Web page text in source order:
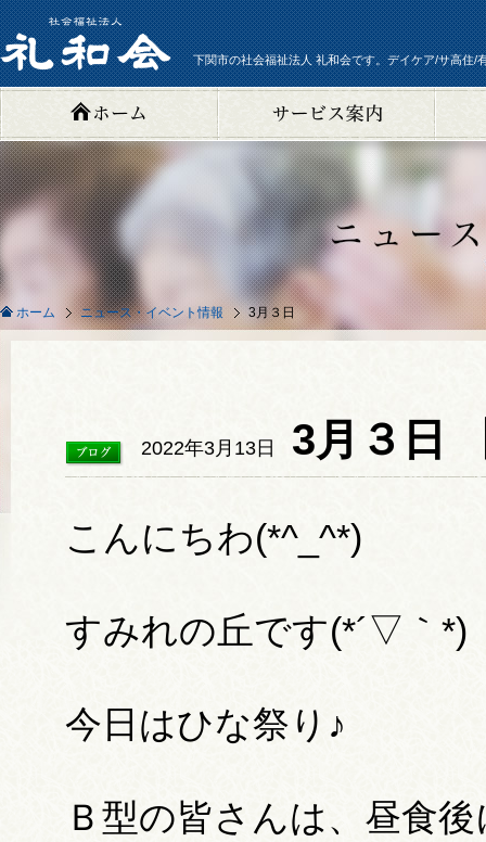
下関市の社会福祉法人 礼和会です。デイケア/サ高住/
ホーム ニュース・イベント情報 3月３日
2022年3月13日 3月３日
こんにちわ(*^_^*)
すみれの丘です(*´▽｀*)
今日はひな祭り♪
Ｂ型の皆さんは、昼食